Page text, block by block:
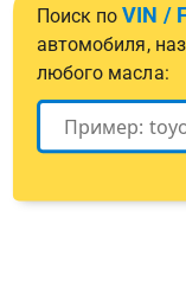
Поиск поVIN /
автомобиля,
любого масла: